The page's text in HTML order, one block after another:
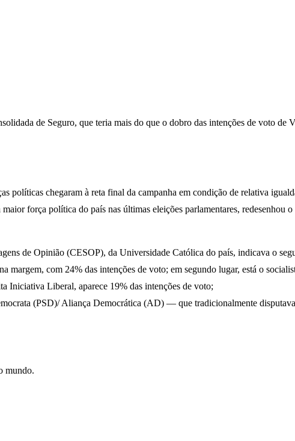
de Seguro, que teria mais do que o dobro das intenções de voto
políticas chegaram à reta final da campanha em condição de relativa
força política do país nas últimas eleições parlamentares, redesenhou
de Opinião (CESOP), da Universidade Católica do país, indicava o
margem, com 24% das intenções de voto; em segundo lugar, está o
Iniciativa Liberal, aparece 19% das intenções de voto;
(PSD)/ Aliança Democrática (AD) — que tradicionalmente
mundo.